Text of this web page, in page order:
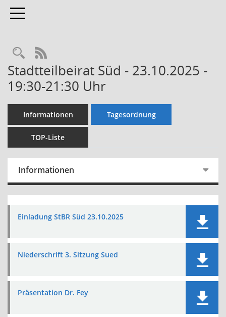
Toggle navigation
Rechercheauswahl
RSS-Feed
Stadtteilbeirat Süd - 23.10.2025 -
19:30-21:30 Uhr
Informationen Tagesordnung
TOP-Liste
Informationen
Einladung StBR Süd 23.10.2025
Niederschrift 3. Sitzung Sued
Präsentation Dr. Fey